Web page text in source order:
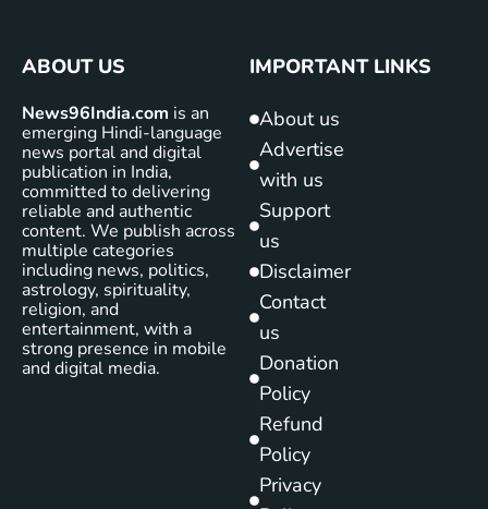
ABOUT US
News96India.com is an
emerging Hindi-language
news portal and digital
publication in India,
committed to delivering
reliable and authentic
content. We publish across
multiple categories
including news, politics,
astrology, spirituality,
religion, and
entertainment, with a
strong presence in mobile
and digital media.
IMPORTANT LINKS
About us
Advertise
with us
Support
us
Disclaimer
Contact
us
Donation
Policy
Refund
Policy
Privacy